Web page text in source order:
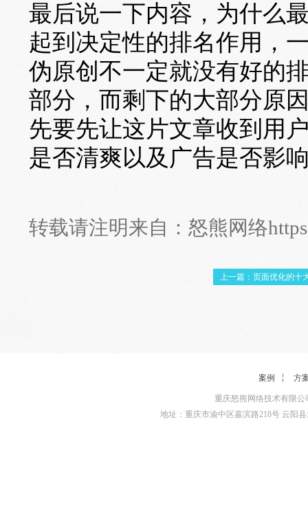
最后说一下内容，为什么
起到决定性的排名作用，
伪原创不一定就没有好的
部分，而剩下的大部分原
先要先让这片文章收到用
是否清爽以及广告是否影
转载请注明来自： 怒熊网络
上一篇：页面优化的十
案例 方
重庆怒熊网络技术有限
地址：重庆市渝中区嘉滨路218号 云阳